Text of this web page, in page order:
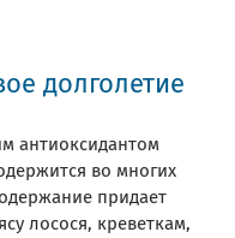
долголетие
антиоксидантом
во многих
придает
лосося, креветкам,